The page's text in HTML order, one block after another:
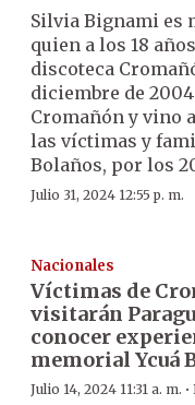
Silvia Bignami es
quien a los 18
discoteca
diciembre de
Cromañón y vino
las víctimas y
Bolaños, por los
Julio 31, 2024 12:55 p. m.
Nacionales
Víctimas de
visitarán
conocer
memorial Ycuá
Julio 14, 2024 11:31 a. m. ·